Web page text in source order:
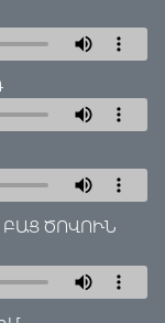
ԲԱՑ ԾՈՎՈՒՆ